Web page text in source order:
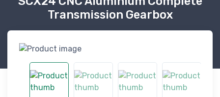
Transmission Gearbox